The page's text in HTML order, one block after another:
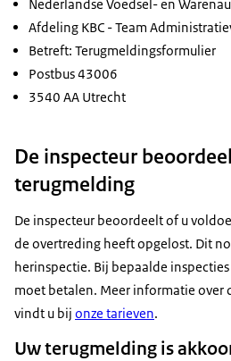
Nederlandse Voedsel- en
Afdeling KBC - Team
Betreft: Terugmeldingsformulier
Postbus 43006
3540 AA Utrecht
De inspecteur
terugmelding
De inspecteur beoordeelt of u
de overtreding heeft opgelost. Dit
herinspectie. Bij bepaalde
moet betalen. Meer informatie over
vindt u bij onze tarieven.
Uw terugmelding is